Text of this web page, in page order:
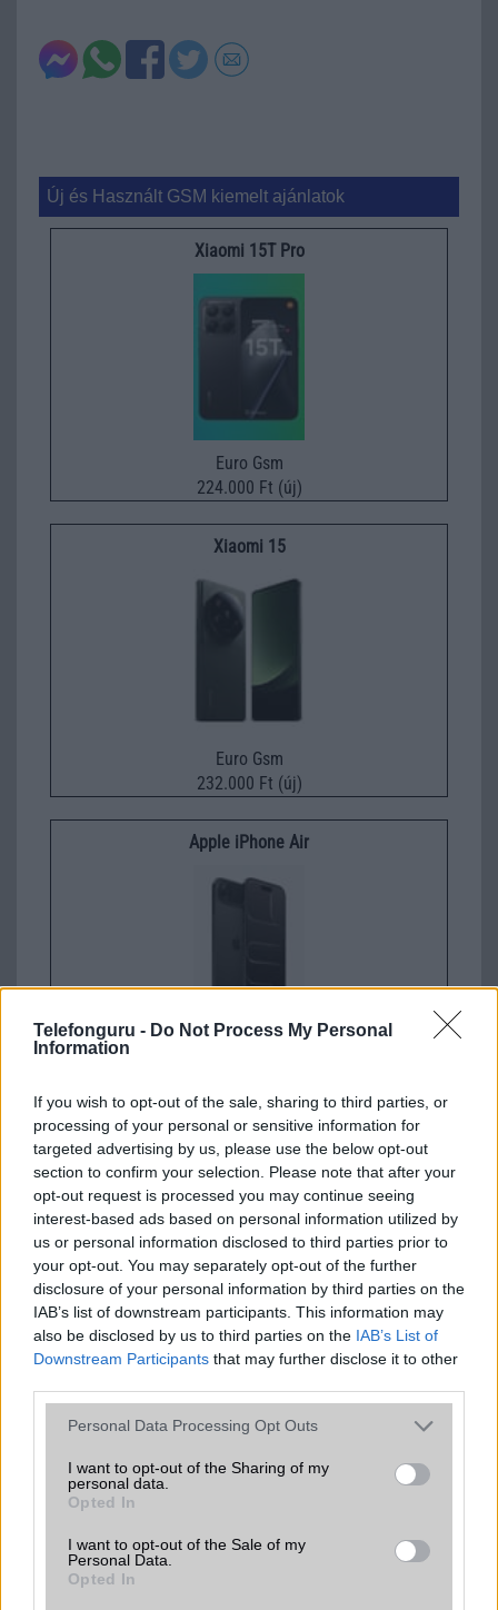
Telefonguru - Do Not Process My Personal
Information
If you wish to opt-out of the sale, sharing to third parties, or
processing of your personal or sensitive information for
targeted advertising by us, please use the below opt-out
section to confirm your selection. Please note that after your
opt-out request is processed you may continue seeing
interest-based ads based on personal information utilized by
us or personal information disclosed to third parties prior to
your opt-out. You may separately opt-out of the further
disclosure of your personal information by third parties on the
IAB’s list of downstream participants. This information may
also be disclosed by us to third parties on the IAB’s List of
Downstream Participants that may further disclose it to other
Please note that this website/app uses one or more Google
not limited to your visit or usage behaviour. You may click to
grant or deny consent to Google and its third-party tags to
use your data for below specified purposes in below Google
consent section.
Personal Data Processing Opt Outs
I want to opt-out of the Sharing of my
personal data.
Opted In
I want to opt-out of the Sale of my
Personal Data.
Opted In
Új és Használt GSM kiemelt ajánlatok
Xiaomi 15T Pro
Euro Gsm
224.000 Ft (új)
Xiaomi 15
Euro Gsm
232.000 Ft (új)
Apple iPhone Air
Számos népszerű Samsung Galaxy
készülék kimarad a One UI 9
frissítésből – itt a lista az érintett
modellekről
2026.06.30 | Phone Arena
A One UI 9 érkezése új mesterséges intelligencia-
funkciókat és továbbfejlesztett kezelőfelületet hoz,
azonban több korábbi csúcskategóriás és középkategóriás
Galaxy készülék számára ez lesz az út vége.
iPhone 18 bemutató dátum - ekkor
rántja le a leplet az Apple az új
csúcsmobilokról
2026.06.29
A szeptemberi eseményen az iPhone 18 Pro modellek
mellett a régóta pletykált hajlítható iPhone Ultra is
bemutatkozhat, miközben az áremelésekről szóló